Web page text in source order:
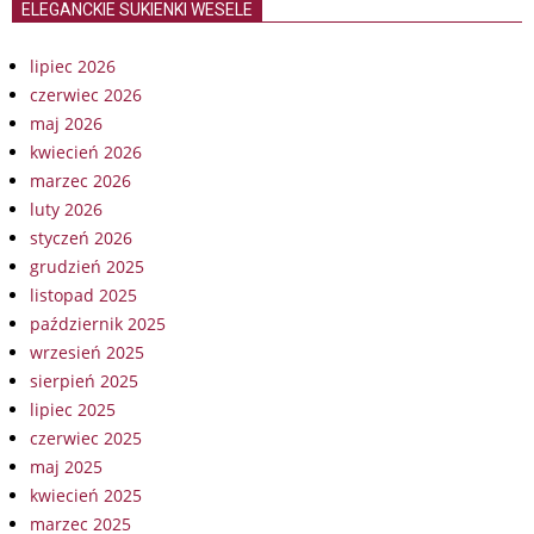
ELEGANCKIE SUKIENKI WESELE
lipiec 2026
czerwiec 2026
maj 2026
kwiecień 2026
marzec 2026
luty 2026
styczeń 2026
grudzień 2025
listopad 2025
październik 2025
wrzesień 2025
sierpień 2025
lipiec 2025
czerwiec 2025
maj 2025
kwiecień 2025
marzec 2025